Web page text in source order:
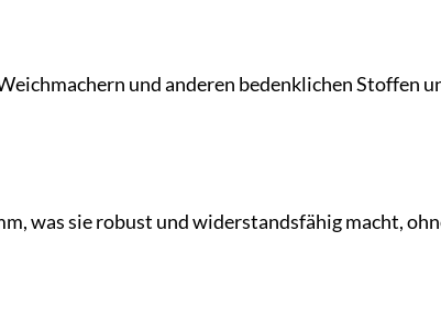
und anderen bedenklichen Stoffen
was sie robust und widerstandsfähig macht,